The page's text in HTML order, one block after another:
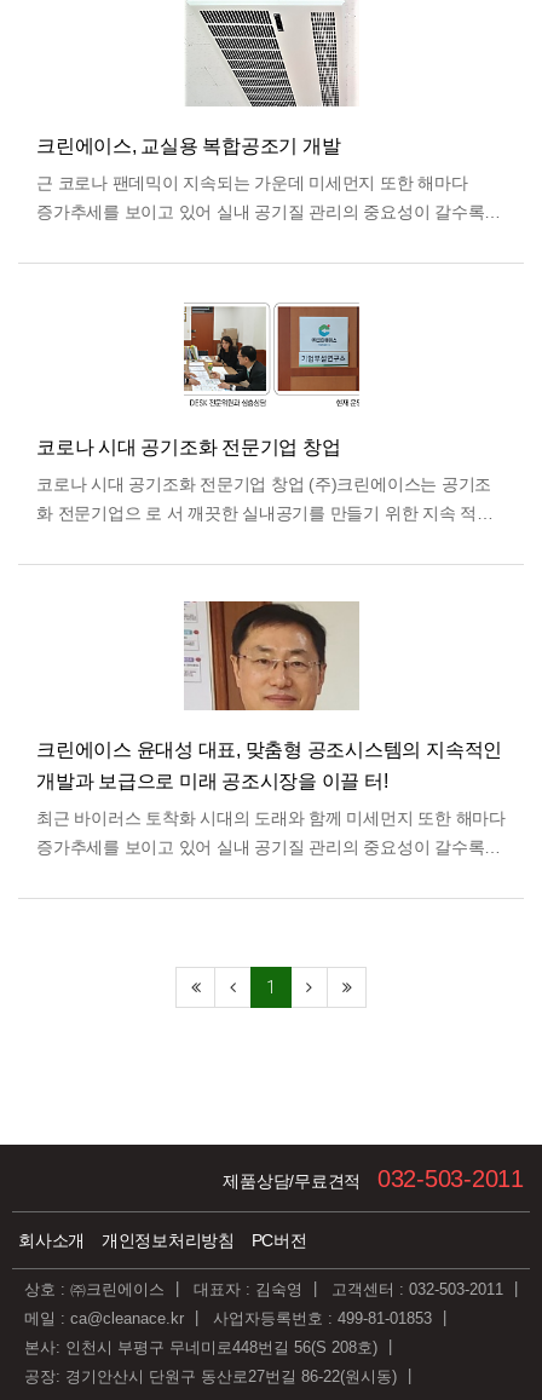
크린에이스, 교실용 복합공조기 개발
근 코로나 팬데믹이 지속되는 가운데 미세먼지 또한 해마다
증가추세를 보이고 있어 실내 공기질 관리의 중요성이 갈수록
…
코로나 시대 공기조화 전문기업 창업
코로나 시대 공기조화 전문기업 창업 (주)크린에이스는 공기조
화 전문기업으 로 서 깨끗한 실내공기를 만들기 위한 지속 적인
크린에이스 윤대성 대표, 맞춤형 공조시스템의 지속적인
개발과 보급으로 미래 공조시장을 이끌 터!
최근 바이러스 토착화 시대의 도래와 함께 미세먼지 또한 해마다
증가추세를 보이고 있어 실내 공기질 관리의 중요성이 갈수록
1
제품상담/무료견적 032-503-2011
회사소개 개인정보처리방침 PC버전
상호 : ㈜크린에이스 대표자 : 김숙영
고객센터 : 032-503-2011
메일 : ca@cleanace.kr
사업자등록번호 : 499-81-01853
본사: 인천시 부평구 무네미로448번길 56(S 208호)
공장: 경기안산시 단원구 동산로27번길 86-22(원시동)